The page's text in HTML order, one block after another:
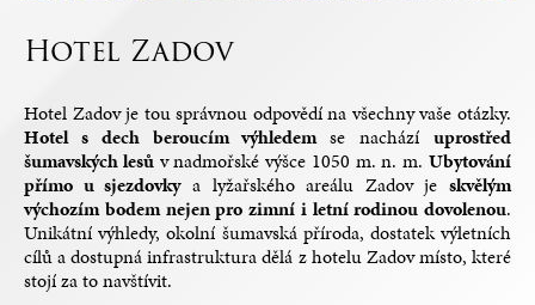
Hotel Zadov
Hotel Zadov je tou správnou odpovědí na všechny vaše otázky.
Hotel s dech beroucím výhledemse nacházíuprostřed
šumavských lesův nadmořské výšce 1050 m. n. m.Ubytování
přímo u sjezdovkya lyžařského areálu Zadov je skvělým
výchozím bodem nejen pro zimní i letní rodinou dovolenou.
Unikátní výhledy, okolní šumavská příroda, dostatek výletních
cílů a dostupná infrastruktura dělá z hotelu Zadov místo, které
stojí za to navštívit.